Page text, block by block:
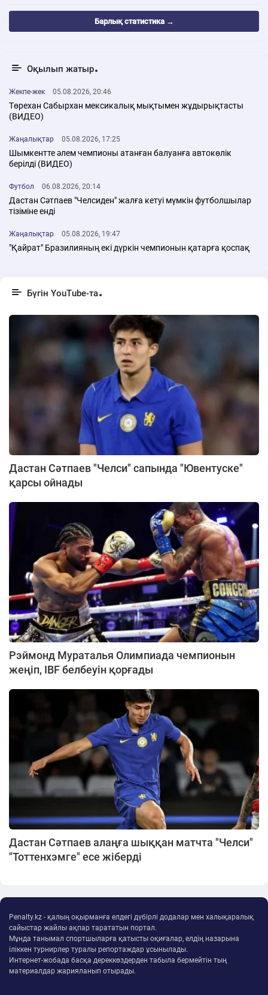
Барлық статистика →
Оқылып жатыр
Жекпе-жек 05.08.2026, 20:46
Төрехан Сабырхан мексикалық мықтымен жұдырықтасты
(ВИДЕО)
Жаңалықтар 05.08.2026, 17:25
Шымкентте әлем чемпионы атанған балуанға автокөлік
берілді (ВИДЕО)
Футбол 06.08.2026, 20:14
Дастан Сәтпаев "Челсиден" жалға кетуі мүмкін футболшылар
тізіміне енді
Жаңалықтар 05.08.2026, 19:47
"Қайрат" Бразилияның екі дүркін чемпионын қатарға қоспақ
Бүгін YouTube-та
Дастан Сәтпаев "Челси" сапында "Ювентуске"
қарсы ойнады
Рэймонд Мураталья Олимпиада чемпионын
жеңіп, IBF белбеуін қорғады
Дастан Сәтпаев алаңға шыққан матчта "Челси"
"Тоттенхэмге" есе жіберді
Penalty.kz - қалың оқырманға елдегі дүбірлі додалар мен халықаралық
сайыстар жайлы ақпар тарататын портал.
Мұнда танымал спортшыларға қатысты оқиғалар, елдің назарына
іліккен турнирлер туралы репортаждар ұсынылады.
Интернет-жобада басқа дереккөздерден табыла бермейтін тың
материалдар жарияланып отырады.